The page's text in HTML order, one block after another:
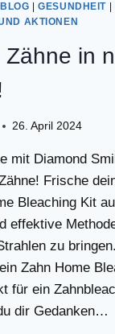
BLOG |GESUNDHEIT
AKTIONEN
Zähne in
26. April 2024
mit Diamond
Frische
Bleaching Kit
effektive
zu
Zahn Home
für ein
dir Gedanken…